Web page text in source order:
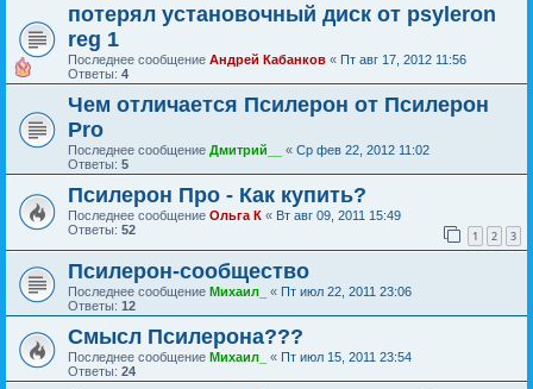
потерял установочный диск от psyleron
reg 1
Последнее сообщение Андрей Кабанков « Пт авг 17, 2012 11:56
Ответы: 4
Чем отличается Псилерон от Псилерон
Pro
Последнее сообщение Дмитрий__ « Ср фев 22, 2012 11:02
Ответы: 5
Псилерон Про - Как купить?
Последнее сообщение Ольга К « Вт авг 09, 2011 15:49
Ответы: 52 1 2 3
Псилерон-сообщество
Последнее сообщение Михаил_ « Пт июл 22, 2011 23:06
Ответы: 12
Смысл Псилерона???
Последнее сообщение Михаил_ « Пт июл 15, 2011 23:54
Ответы: 24